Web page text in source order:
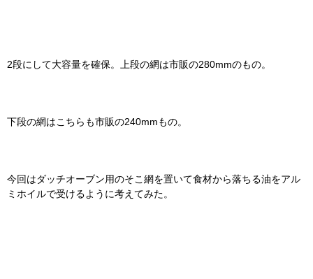
2段にして大容量を確保。上段の網は市販の280mmのもの。
下段の網はこちらも市販の240mmもの。
今回はダッチオーブン用のそこ網を置いて食材から落ちる油をアル
ミホイルで受けるように考えてみた。